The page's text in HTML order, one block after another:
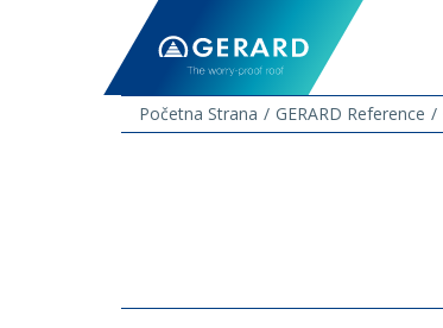
Početna Strana
GERARD Reference